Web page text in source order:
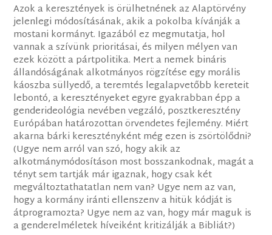
Azok a keresztények is örülhetnének az Alaptörvény
jelenlegi módosításának, akik a pokolba kívánják a
mostani kormányt. Igazából ez megmutatja, hol
vannak a szívünk prioritásai, és milyen mélyen van
ezek között a pártpolitika. Mert a nemek bináris
állandóságának alkotmányos rögzítése egy morális
káoszba süllyedő, a teremtés legalapvetőbb kereteit
lebontó, a keresztényeket egyre gyakrabban épp a
genderideológia nevében vegzáló, posztkeresztény
Európában határozottan örvendetes fejlemény. Miért
akarna bárki keresztényként még ezen is zsörtölődni?
(Ugye nem arról van szó, hogy akik az
alkotmánymódosításon most bosszankodnak, magát a
tényt sem tartják már igaznak, hogy csak két
megváltoztathatatlan nem van? Ugye nem az van,
hogy a kormány iránti ellenszenv a hitük kódját is
átprogramozta? Ugye nem az van, hogy már maguk is
a genderelméletek híveiként kritizálják a Bibliát?)